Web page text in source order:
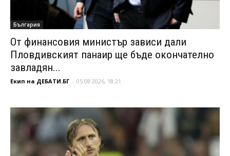
България
От финансовия министър зависи дали
Пловдивският панаир ще бъде окончателно
завладян...
Екип на ДЕБАТИ.БГ - 05.08.2026, 18:21